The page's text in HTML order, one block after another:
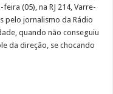
(05), na RJ 214, Varre-
pelo jornalismo da Rádio
quando não conseguiu
da direção, se chocando